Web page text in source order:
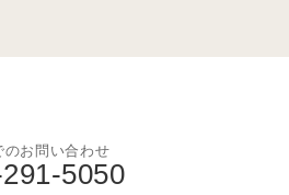
のお問い合わせ
5050